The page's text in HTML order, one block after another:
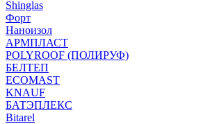
Shinglas
Форт
Наноизол
АРМПЛАСТ
POLYROOF (ПОЛИРУФ)
БЕЛТЕП
ECOMAST
KNAUF
БАТЭПЛЕКС
Bitarel